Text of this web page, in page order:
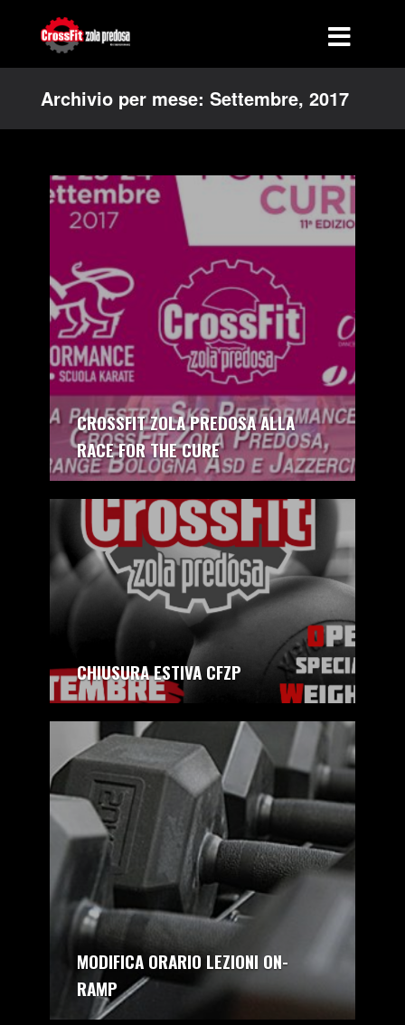
Archivio per mese: Settembre, 2017
CROSSFIT ZOLA PREDOSA ALLA
RACE FOR THE CURE
autore:CrossFit Zola Predosa
CHIUSURA ESTIVA CFZP
autore: CrossFit Zola Predosa
MODIFICA ORARIO LEZIONI ON-
RAMP